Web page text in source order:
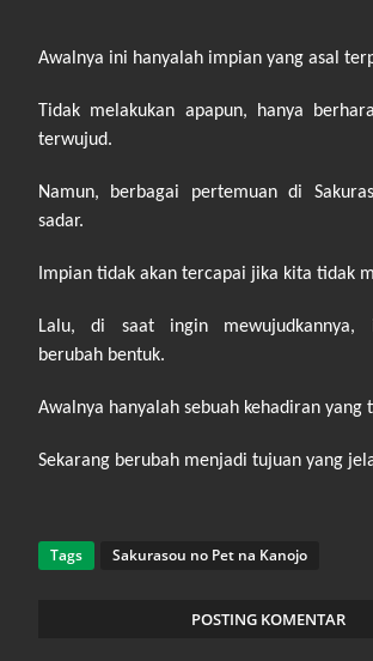
Awalnya ini hanyalah impian yang asal
Tidak melakukan apapun, hanya
terwujud.
Namun, berbagai pertemuan di
sadar.
Impian tidak akan tercapai jika kita tidak
Lalu, di saat ingin mewujudkannya,
berubah bentuk.
Awalnya hanyalah sebuah kehadiran
Sekarang berubah menjadi tujuan yang
Tags Sakurasou no Pet na Kanojo
POSTING KOMENTAR